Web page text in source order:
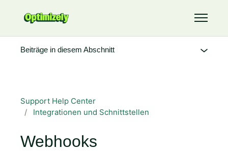
Support Help Center
Integrationen und Schnittstellen
Webhooks
Beiträge in diesem Abschnitt